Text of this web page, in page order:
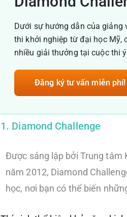
Dưới sự hướng dẫn của giảng
thi khởi nghiệp từ đại học Mỹ,
nhiều giải thưởng tại cuộc thi
Đăng ký tư vấn miễn phí!
1. Diamond Challenge
Được sáng lập bởi Trung tâm
năm 2012, Diamond
học, nơi bạn có thể biến